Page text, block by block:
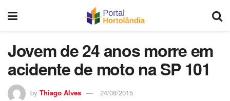
Jovem de 24 anos morre em
acidente de moto na SP 101
by Thiago Alves 24/08/2015